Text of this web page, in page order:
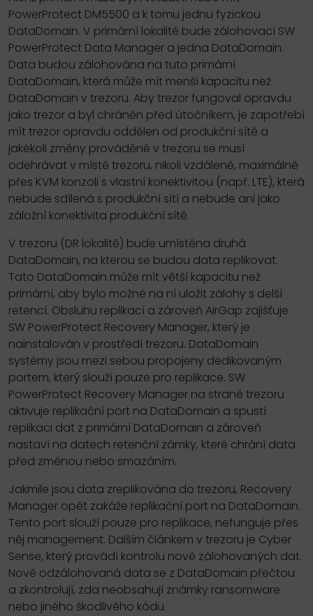
PowerProtect DM5500 a k tomu jednu fyzickou
DataDomain. V primární lokalitě bude zálohovací SW
PowerProtect Data Manager a jedna DataDomain.
Data budou zálohována na tuto primární
DataDomain, která může mít menší kapacitu než
DataDomain v trezoru. Aby trezor fungoval opravdu
jako trezor a byl chráněn před útočníkem, je zapotřebí
mít trezor opravdu oddělen od produkční sítě a
jakékoli změny prováděné v trezoru se musí
odehrávat v místě trezoru, nikoli vzdáleně, maximálně
přes KVM konzoli s vlastní konektivitou (např. LTE), která
nebude sdílená s produkční sítí a nebude ani jako
záložní konektivita produkční sítě.
V trezoru (DR lokalitě) bude umístěna druhá
DataDomain, na kterou se budou data replikovat.
Tato DataDomain může mít větší kapacitu než
primární, aby bylo možné na ní uložit zálohy s delší
retencí. Obsluhu replikací a zároveň AirGap zajišťuje
SW PowerProtect Recovery Manager, který je
nainstalován v prostředí trezoru. DataDomain
systémy jsou mezi sebou propojeny dedikovaným
portem, který slouží pouze pro replikace. SW
PowerProtect Recovery Manager na straně trezoru
aktivuje replikační port na DataDomain a spustí
replikaci dat z primární DataDomain a zároveň
nastaví na datech retenční zámky, které chrání data
před změnou nebo smazáním.
Jakmile jsou data zreplikována do trezoru, Recovery
Manager opět zakáže replikační port na DataDomain.
Tento port slouží pouze pro replikace, nefunguje přes
něj management. Dalším článkem v trezoru je Cyber
Sense, který provádí kontrolu nově zálohovaných dat.
Nově odzálohovaná data se z DataDomain přečtou
a zkontrolují, zda neobsahují známky ransomware
nebo jiného škodlivého kódu.